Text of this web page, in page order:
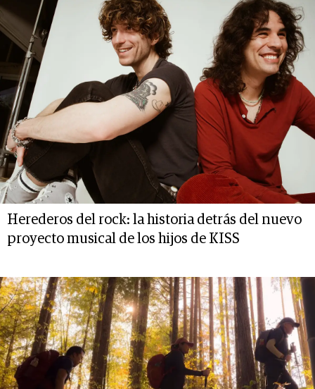
Herederos del rock: la historia detrás del nuevo
proyecto musical de los hijos de KISS